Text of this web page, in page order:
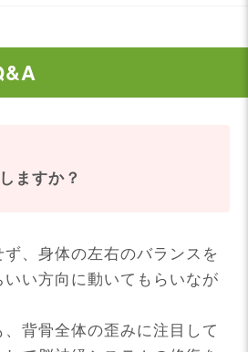
ますか？
、身体の左右のバランスを
い方向に動いてもらいなが
背骨全体の歪みに注目して